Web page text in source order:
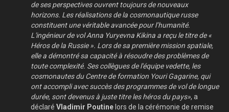
de ses perspectives ouvrent toujours de nouveaux
horizons. Les réalisations de la cosmonautique russe
constituent une véritable avancée pour l’humanité.
L'ingénieur de vol Anna Yuryevna Kikina a reçu le titre de «
Héros de la Russie ». Lors de sa première mission spatiale,
elle a démontré sa capacité à résoudre des problèmes de
toute complexité. Ses collègues de l'équipe vedette, les
cosmonautes du Centre de formation Youri Gagarine, qui
ont accompli avec succès des programmes de vol de longue
durée, sont devenus à juste titre les héros du pays», a
déclaré Vladimir Poutine lors de la cérémonie de remise